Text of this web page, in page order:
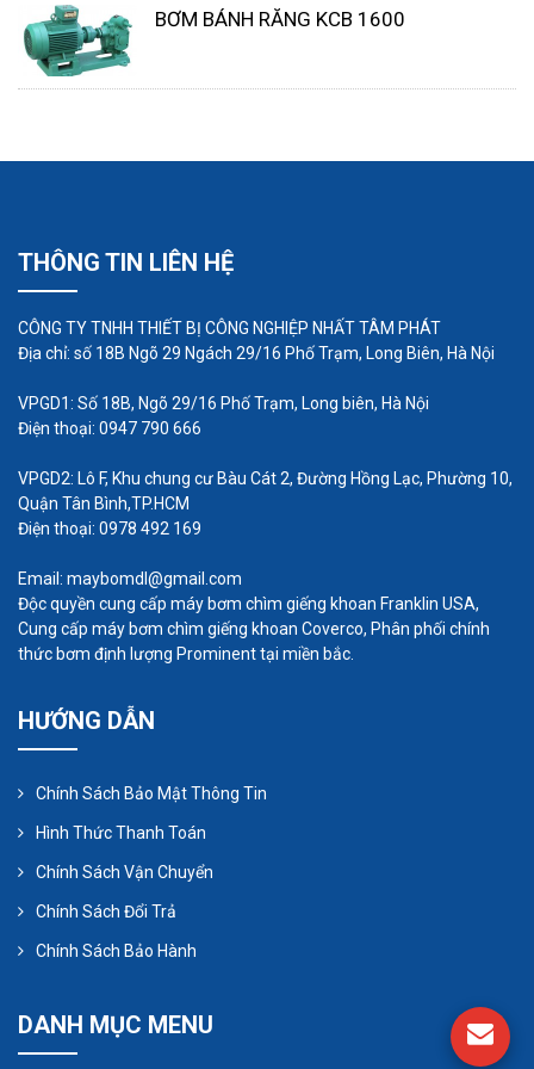
của nhân viên, vừa được sở hữu những sản phẩm
máy bơm được nhập từ nước ngoài với giá cả rất
Trên đây là một số thông tin về máy bơm hóa chất,
chúng tôi để được giải đáp kịp thời nhé!
BƠM BÁNH RĂNG KCB 1600
THÔNG TIN LIÊN HỆ
CÔNG TY TNHH THIẾT BỊ CÔNG NGHIỆP NHẤT TÂM PHÁT
Địa chỉ: số 18B Ngõ 29 Ngách 29/16 Phố Trạm, Long Biên, Hà Nội
VPGD1: Số 18B, Ngõ 29/16 Phố Trạm, Long biên, Hà Nội
Điện thoại: 0947 790 666
VPGD2: Lô F, Khu chung cư Bàu Cát 2, Đường Hồng Lạc, Phường 10,
Quận Tân Bình,TP.HCM
Điện thoại: 0978 492 169
Email: maybomdl@gmail.com
Độc quyền cung cấp máy bơm chìm giếng khoan Franklin USA,
Cung cấp máy bơm chìm giếng khoan Coverco, Phân phối chính
thức bơm định lượng Prominent tại miền bắc.
HƯỚNG DẪN
Chính Sách Bảo Mật Thông Tin
Hình Thức Thanh Toán
Chính Sách Vận Chuyển
Chính Sách Đổi Trả
Chính Sách Bảo Hành
DANH MỤC MENU